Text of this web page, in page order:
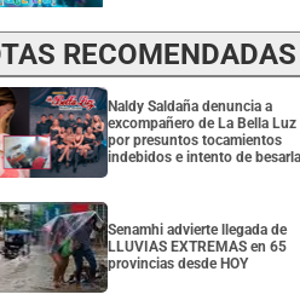
RECOMENDADAS
Naldy Saldaña denuncia a
excompañero de La Bella Luz
por presuntos tocamientos
indebidos e intento de besarla
Senamhi advierte llegada de
LLUVIAS EXTREMAS en 65
provincias desde HOY